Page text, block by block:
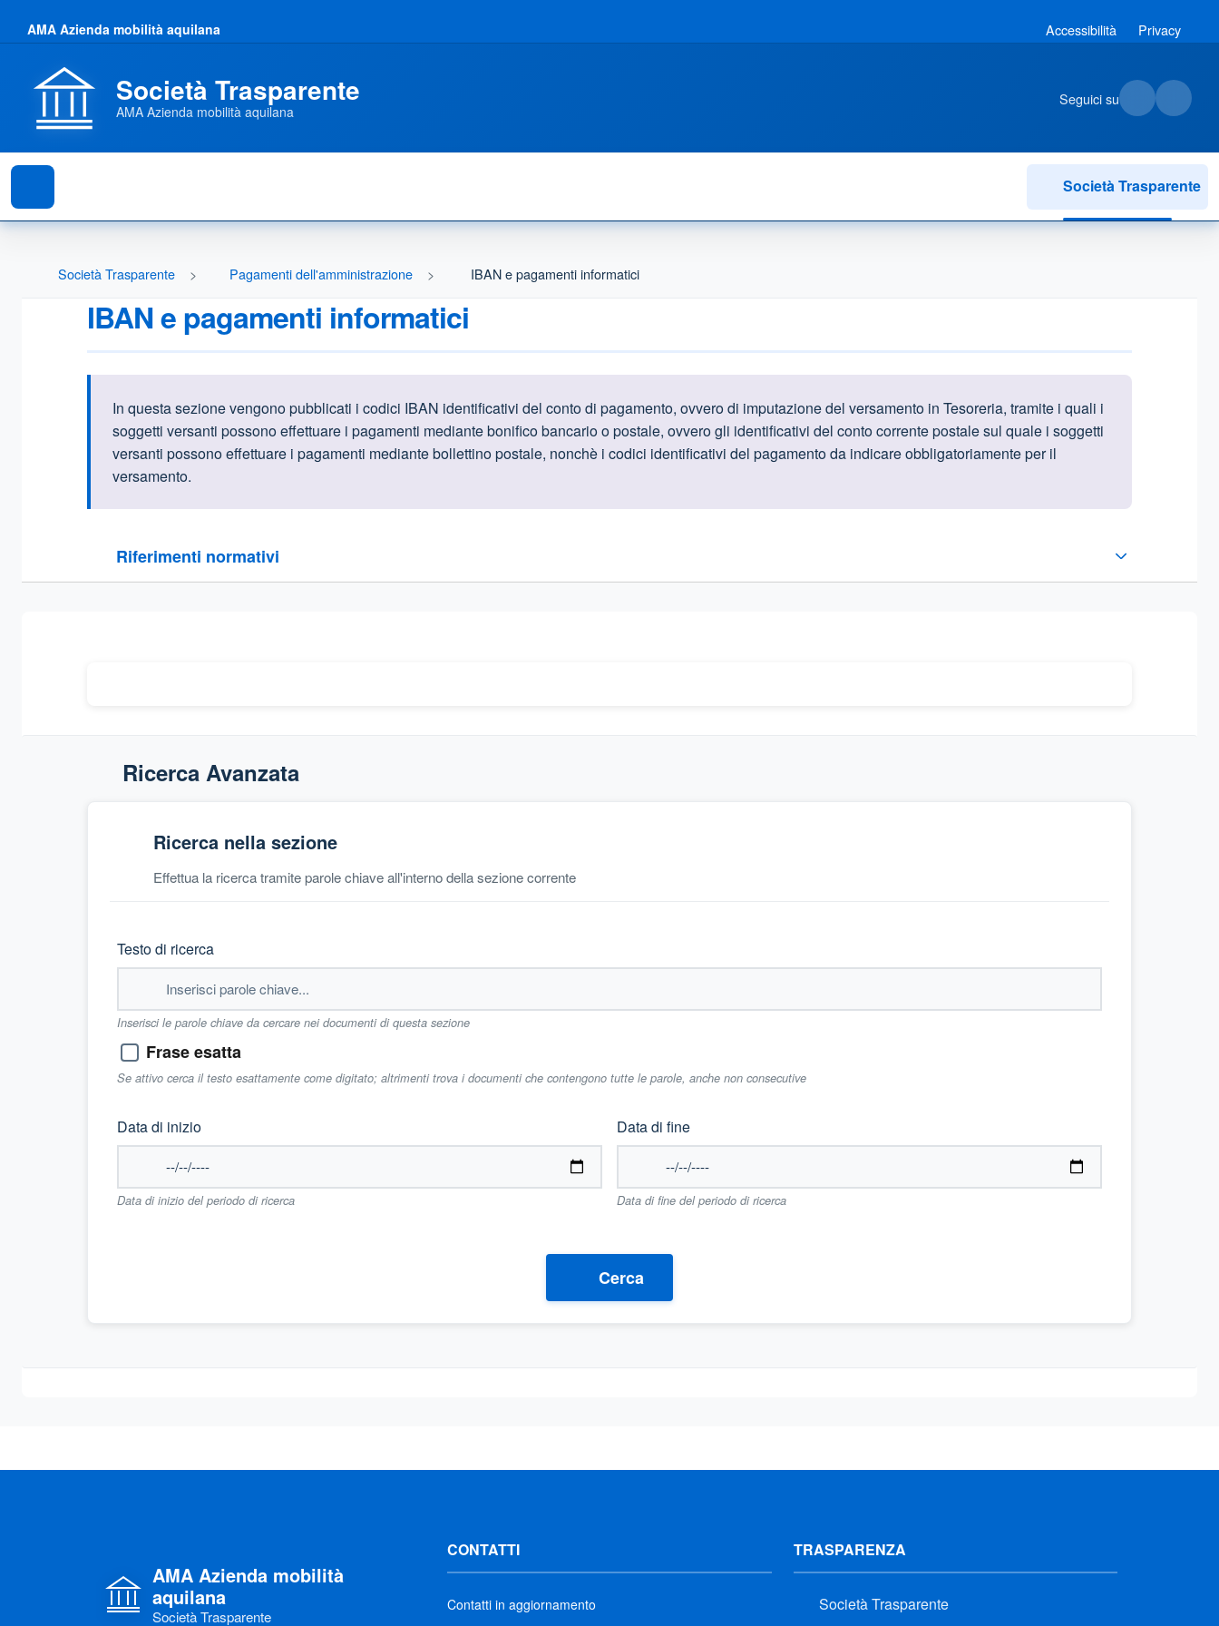
AMA Azienda mobilità aquilana Accessibilità Privacy
Società Trasparente
AMA Azienda mobilità aquilana
Seguici su
Società Trasparente
Società Trasparente Pagamenti dell'amministrazione IBAN e pagamenti informatici
IBAN e pagamenti informatici
Informazioni introduttive
In questa sezione vengono pubblicati i codici IBAN identificativi del conto di pagamento, ovvero di imputazione del versamento in Tesoreria, tramite i quali i
soggetti versanti possono effettuare i pagamenti mediante bonifico bancario o postale, ovvero gli identificativi del conto corrente postale sul quale i soggetti
versanti possono effettuare i pagamenti mediante bollettino postale, nonchè i codici identificativi del pagamento da indicare obbligatoriamente per il
versamento.
Riferimenti normativi
Sezione compressa
Ricerca Avanzata
Ricerca nella sezione
Effettua la ricerca tramite parole chiave all'interno della sezione corrente
Testo di ricerca
Inserisci le parole chiave da cercare nei documenti di questa sezione
Frase esatta
Se attivo cerca il testo esattamente come digitato; altrimenti trova i documenti che contengono tutte le parole, anche non consecutive
Data di inizio
Data di inizio del periodo di ricerca
Data di fine
Data di fine del periodo di ricerca
Cerca
AMA Azienda mobilità
aquilana
Società Trasparente
CONTATTI
Contatti in aggiornamento
TRASPARENZA
Società Trasparente